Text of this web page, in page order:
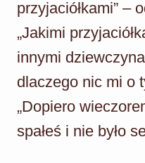
przyjaciółkami” –
„Jakimi
innymi
dlaczego nic mi o
„Dopiero
spałeś i nie było